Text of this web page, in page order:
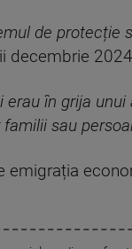
de protecție
decembrie
erau în grija
sau